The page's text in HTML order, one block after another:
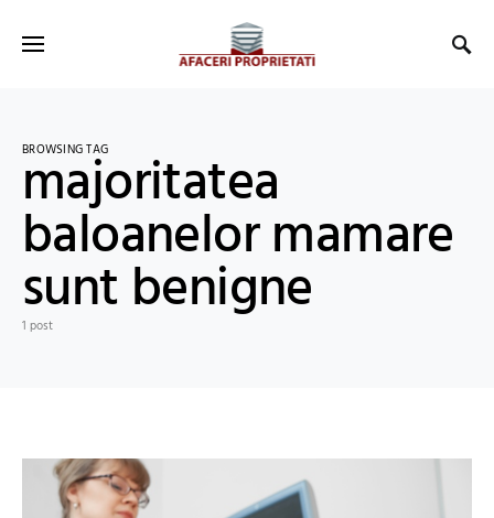
BROWSING TAG
majoritatea
baloanelor mamare
sunt benigne
1 post